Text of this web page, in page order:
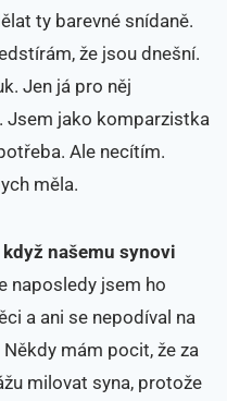
ty barevné snídaně.
že jsou dnešní.
Jen já pro něj
Jsem jako komparzistka
Ale necítím.
měla.
když našemu synovi
naposledy jsem ho
a ani se nepodíval na
mám pocit, že za
milovat syna, protože